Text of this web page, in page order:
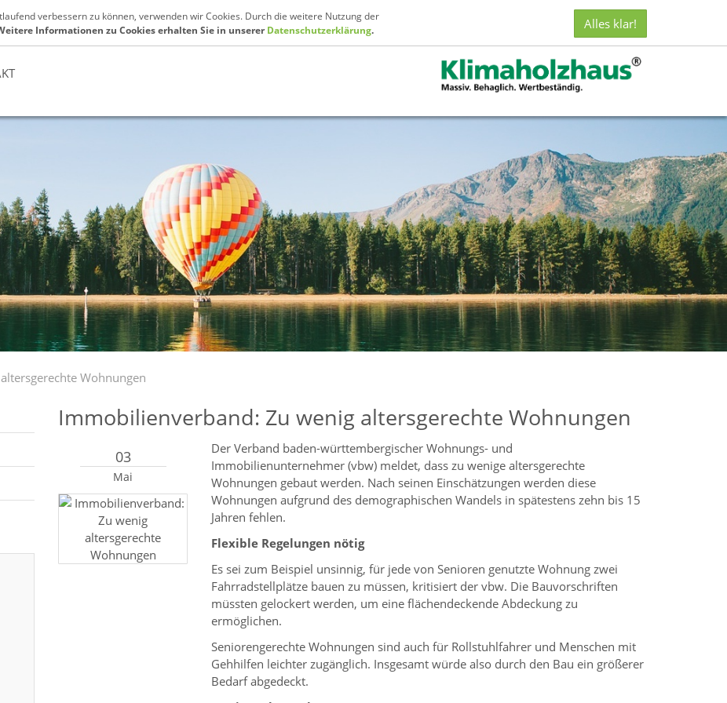
Castella
Concept
i.
L.
auf
Facebook
Wohnungen
Immobilienverband: Zu wenig altersgerechte Wohnungen
03
Mai
Der Verband baden-württembergischer Wohnungs- und
Immobilienunternehmer (vbw) meldet, dass zu wenige altersgerechte
Wohnungen gebaut werden. Nach seinen Einschätzungen werden diese
Wohnungen aufgrund des demographischen Wandels in spätestens zehn bis 15
Jahren fehlen.
Flexible Regelungen nötig
Es sei zum Beispiel unsinnig, für jede von Senioren genutzte Wohnung zwei
Fahrradstellplätze bauen zu müssen, kritisiert der vbw. Die Bauvorschriften
müssten gelockert werden, um eine flächendeckende Abdeckung zu
ermöglichen.
Seniorengerechte Wohnungen sind auch für Rollstuhlfahrer und Menschen mit
Gehhilfen leichter zugänglich. Insgesamt würde also durch den Bau ein größerer
Bedarf abgedeckt.
verbessern zu können, verwenden wir Cookies. Durch die weitere Nutzung der
Informationen zu Cookies erhalten Sie in unsererDatenschutzerklärung. Alles klar!